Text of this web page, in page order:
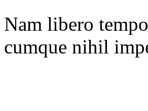
Nam libero
cumque nihil